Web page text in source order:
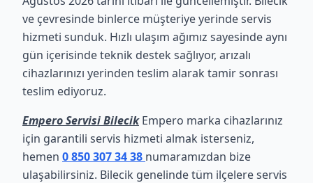
ve çevresinde binlerce müşteriye yerinde servis
hizmeti sunduk. Hızlı ulaşım ağımız sayesinde aynı
gün içerisinde teknik destek sağlıyor, arızalı
cihazlarınızı yerinden teslim alarak tamir sonrası
teslim ediyoruz.
Empero Servisi BilecikEmpero marka cihazlarınız
için garantili servis hizmeti almak isterseniz,
hemen 0 850 307 34 38 numaramızdan bize
ulaşabilirsiniz. Bilecik genelinde tüm ilçelere servis